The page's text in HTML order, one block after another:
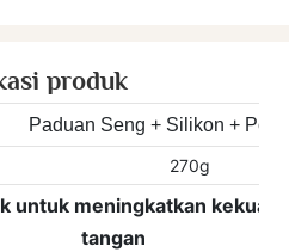
produk
Paduan Seng + Silikon +
270g
untuk meningkatkan
tangan